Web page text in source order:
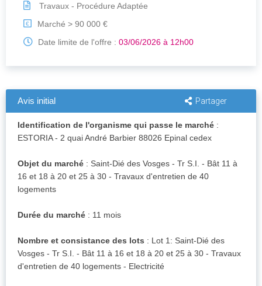
Travaux - Procédure Adaptée
€
Marché > 90 000 €
Date limite de l'offre : 03/06/2026 à 12h00
Avis initial Partager
Identification de l'organisme qui passe le marché :
ESTORIA - 2 quai André Barbier 88026 Epinal cedex
Objet du marché : Saint-Dié des Vosges - Tr S.I. - Bât 11 à
16 et 18 à 20 et 25 à 30 - Travaux d'entretien de 40
logements
Durée du marché : 11 mois
Nombre et consistance des lots : Lot 1: Saint-Dié des
Vosges - Tr S.I. - Bât 11 à 16 et 18 à 20 et 25 à 30 - Travaux
d'entretien de 40 logements - Electricité